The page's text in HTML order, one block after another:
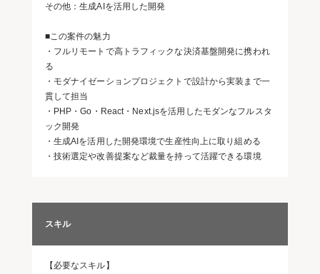
その他：生成AIを活用した開発
■この案件の魅力
・フルリモートで高トラフィックな決済基盤開発に携われ
る
・モダナイゼーションプロジェクトで設計から実装まで一
貫して担当
・PHP・Go・React・Next.jsを活用したモダンなフルスタ
ック開発
・生成AIを活用した開発環境で生産性向上に取り組める
・技術選定や改善提案など裁量を持って活躍できる環境
スキル
【必要なスキル】